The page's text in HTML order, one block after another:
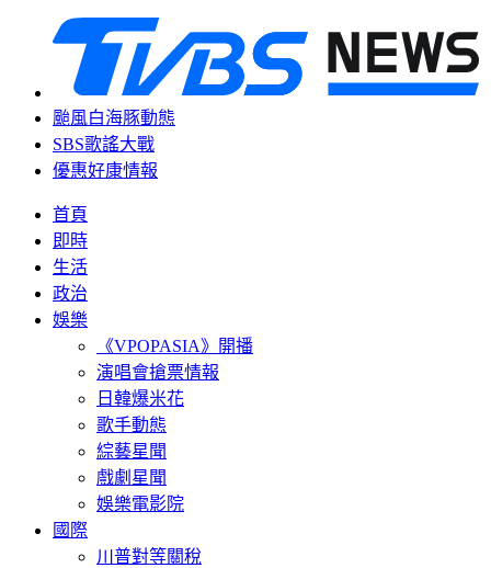
颱風白海豚動態
SBS歌謠大戰
優惠好康情報
首頁
即時
生活
政治
娛樂
《VPOPASIA》開播
演唱會搶票情報
日韓爆米花
歌手動態
綜藝星聞
戲劇星聞
娛樂電影院
國際
川普對等關稅